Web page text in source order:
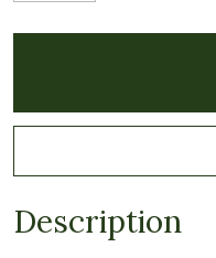
Description